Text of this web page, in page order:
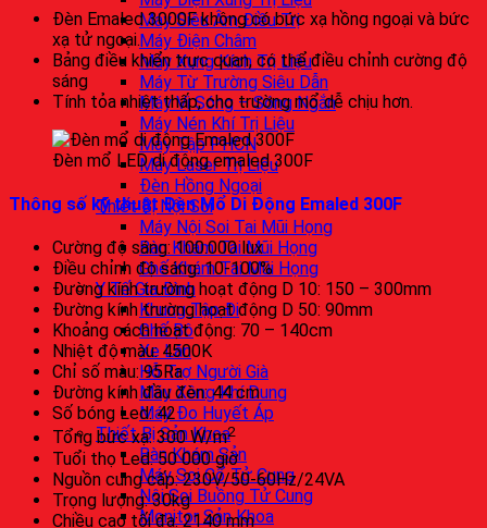
Máy Siêu Âm Điều Trị
Máy Điện Châm
Máy Xung Kích Trị Liệu
Máy Từ Trường Siêu Dẫn
Máy Vi Sóng – Sóng Ngắn
Máy Nén Khí Trị Liệu
Máy Tập PHCN
Máy Laser Trị Liệu
Đèn Hồng Ngoại
Thiết Bị Nội Soi
Máy Nội Soi Tai Mũi Họng
Bàn Khám Tai Mũi Họng
Ghế Khám Tai Mũi Họng
Y Tế Gia Đình
Khung Tập Đi
Ghế Bô
Xe Lăn
Hỗ Trợ Người Già
Máy Xông Khí Dung
Máy Đo Huyết Áp
Thiết Bị Sản Khoa
Bàn Khám Sản
Máy Soi Cổ Tử Cung
Nội Soi Buồng Tử Cung
Monitor Sản Khoa
Đèn Emaled 3000F không có bức xạ hồng ngoại và bức
xạ tử ngoại.
Bảng điều khiển trực quan, có thể điều chỉnh cường độ
sáng
Tính tỏa nhiệt thấp, cho trường mổ dễ chịu hơn.
Đèn mổ LED di động emaled 300F
Thông số kỹ thuật Đèn Mổ Di Động Emaled 300F
Cường độ sáng: 100.000 lux
Điều chỉnh độ sáng: 10-100%
Đường kính trường hoạt động D 10: 150 – 300mm
Đường kính trường hoạt động D 50: 90mm
Khoảng cách hoạt động: 70 – 140cm
Nhiệt độ màu: 4500K
Chỉ số màu: 95Ra
Đường kính đầu đèn: 44 cm
Số bóng Led: 42
Tổng bức xạ: 300 W/m2
Tuổi thọ Led: 50 000 giờ
Nguồn cung cấp: 230V/50-60Hz/24VA
Trọng lượng: 30kg
Chiều cao tối đa: 2140 mm